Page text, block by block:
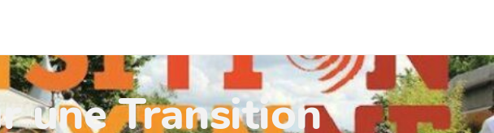
une Transition